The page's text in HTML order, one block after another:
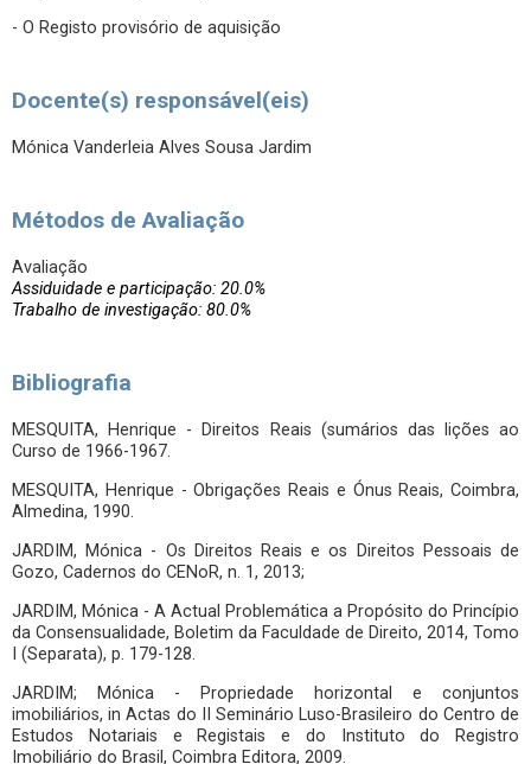
- O Registo provisório de aquisição
Docente(s) responsável(eis)
Mónica Vanderleia Alves Sousa Jardim
Métodos de Avaliação
Avaliação
Assiduidade e participação: 20.0%
Trabalho de investigação: 80.0%
Bibliografia
MESQUITA, Henrique - Direitos Reais (sumários das lições ao
Curso de 1966-1967.
MESQUITA, Henrique - Obrigações Reais e Ónus Reais, Coimbra,
Almedina, 1990.
JARDIM, Mónica - Os Direitos Reais e os Direitos Pessoais de
Gozo, Cadernos do CENoR, n. 1, 2013;
JARDIM, Mónica - A Actual Problemática a Propósito do Princípio
da Consensualidade, Boletim da Faculdade de Direito, 2014, Tomo
I (Separata), p. 179-128.
JARDIM; Mónica - Propriedade horizontal e conjuntos
imobiliários, in Actas do II Seminário Luso-Brasileiro do Centro de
Estudos Notariais e Registais e do Instituto do Registro
Imobiliário do Brasil, Coimbra Editora, 2009.